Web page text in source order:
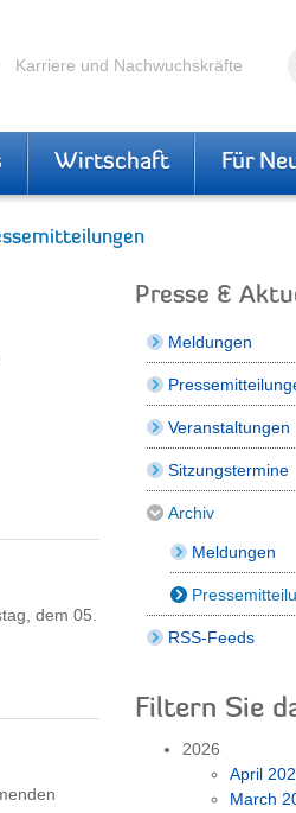
Karriere und Nachwuchskräfte
Wirtschaft Für
dem 05.
Presse &
Meldungen
Veranstaltungen
Sitzungstermine
Archiv
Meldungen
RSS-Feeds
Filtern Sie
2026
April
March